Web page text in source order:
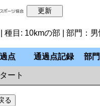
種目: 10kmの部 | 部門：
点 通過点記録 部
ート